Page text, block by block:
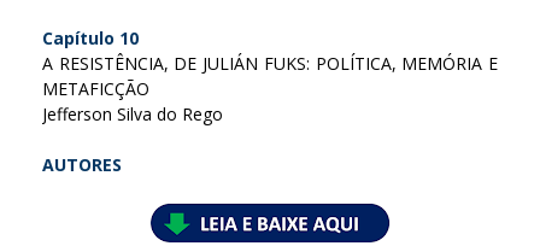
Capítulo 10
A RESISTÊNCIA, DE JULIÁN FUKS: POLÍTICA, MEMÓRIA E
METAFICÇÃO
Jefferson Silva do Rego
AUTORES